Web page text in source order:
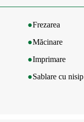
●Frezarea
●Măcinare
●Imprimare
●Sablare cu nisip